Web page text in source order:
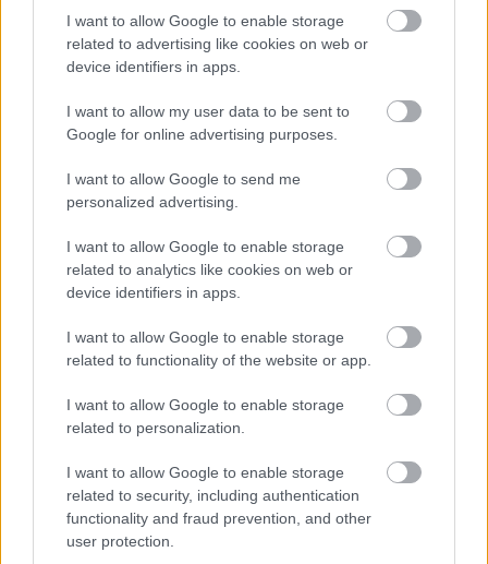
I want to allow Google to enable storage
related to advertising like cookies on web or
device identifiers in apps.
I want to allow my user data to be sent to
Google for online advertising purposes.
I want to allow Google to send me
personalized advertising.
I want to allow Google to enable storage
related to analytics like cookies on web or
device identifiers in apps.
I want to allow Google to enable storage
related to functionality of the website or app.
I want to allow Google to enable storage
related to personalization.
I want to allow Google to enable storage
related to security, including authentication
functionality and fraud prevention, and other
user protection.
Szereposztás:
Salamon Béla:Székhelyi József
Színpadra alkalmazta: